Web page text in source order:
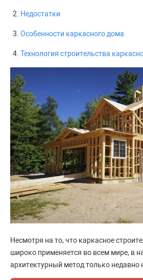
Недостатки
Особенности каркасного дома
Технология строительства
Несмотря на то, что каркасное
широко применяется во всем мире, в
архитектурный метод только недавно